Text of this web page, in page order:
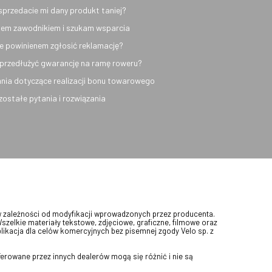
mi dany produkt taniej?
zawodnikiem i szukam wsparcia
powinienem zgłosić reklamację?
gwarancję na ramę roweru?
dotyczące realizacji bonu towarowego
pytania i rozwiązania
od modyfikacji wprowadzonych przez producenta.
materiały tekstowe, zdjęciowe, graficzne, filmowe oraz
dla celów komercyjnych bez pisemnej zgody Velo sp. z
przez innych dealerów mogą się różnić i nie są